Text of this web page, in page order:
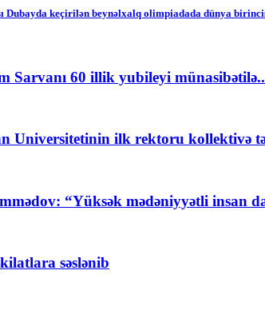
Dubayda keçirilən beynəlxalq olimpiadada dünya
Sarvanı 60 illik yubileyi
Universitetinin ilk rektoru kollektivə
“Yüksək mədəniyyətli insan
səslənib